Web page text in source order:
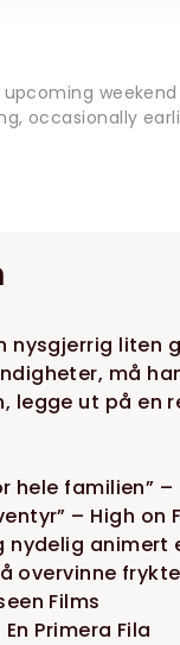
occasionally
nysgjerrig liten
må
legge ut på en
hele familien”
– High on
nydelig animert
å overvinne
Films
Primera Fila